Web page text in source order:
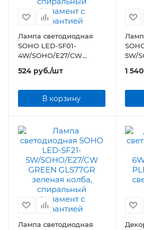
Лампа светодиодная
SOHO LED-SF01-
4W/SOHO/E27/CW
BLUE/WINE GLS77TR
синяя/винная колба,
524 руб./шт
В корзину
5W/
1 540
Лампа светодиодная